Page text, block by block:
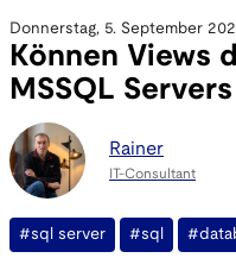
Donnerstag, 5. September
Können Views
MSSQL
Rainer
IT-Consultant
#sql server #sql